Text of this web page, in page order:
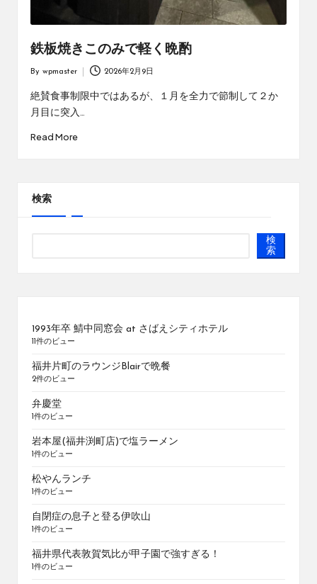
鉄板焼きこのみで軽く晩酌
by
By wpmaster 2026年2月9日
絶賛食事制限中ではあるが、１月を全力で節制して２か
月目に突入…
Read More
検索
検
索
1993年卒 鯖中同窓会 at さばえシティホテル
11件のビュー
福井片町のラウンジBlairで晩餐
2件のビュー
弁慶堂
1件のビュー
岩本屋(福井渕町店)で塩ラーメン
1件のビュー
松やんランチ
1件のビュー
自閉症の息子と登る伊吹山
1件のビュー
福井県代表敦賀気比が甲子園で強すぎる！
1件のビュー